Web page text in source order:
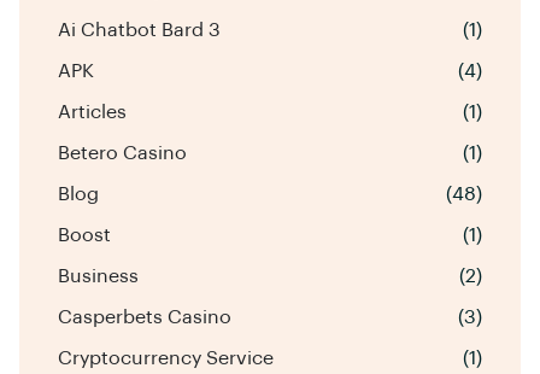
Ai Chatbot Bard 3 (1)
APK (4)
Articles (1)
Betero Casino (1)
Blog (48)
Boost (1)
Business (2)
Casperbets Casino (3)
Cryptocurrency Service (1)